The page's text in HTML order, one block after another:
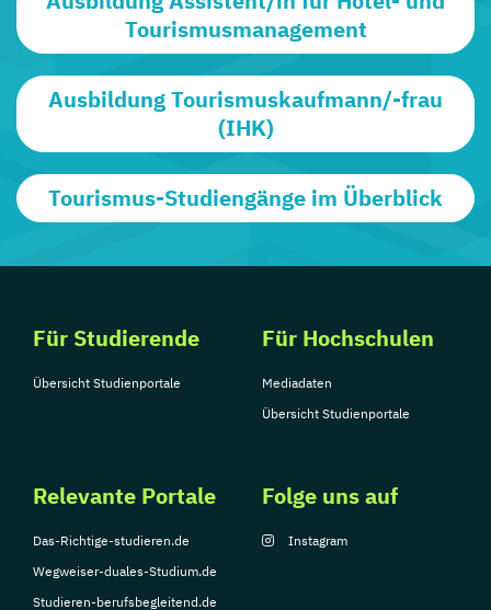
Tourismusmanagement
Ausbildung Tourismuskaufmann/-frau
(IHK)
Tourismus-Studiengänge im Überblick
Für Studierende
Übersicht Studienportale
Für Hochschulen
Mediadaten
Übersicht Studienportale
Relevante Portale
Das-Richtige-studieren.de
Wegweiser-duales-Studium.de
Studieren-berufsbegleitend.de
Folge uns auf
Instagram